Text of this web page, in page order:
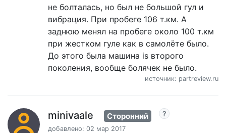
не болталась, но был не большой гул и
вибрация. При пробеге 106 т.км. А
заднюю менял на пробеге около 100 т.км
при жестком гуле как в самолёте было.
До этого была машина is второго
поколения, вообще болячек не было.
источник: partreview.ru
minivaale Сторонний
добавлено: 02 мар 2017